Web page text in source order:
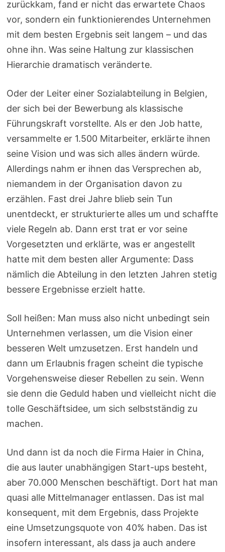
zurückkam, fand er nicht das erwartete Chaos
vor, sondern ein funktionierendes Unternehmen
mit dem besten Ergebnis seit langem – und das
ohne ihn. Was seine Haltung zur klassischen
Hierarchie dramatisch veränderte.
Oder der Leiter einer Sozialabteilung in Belgien,
der sich bei der Bewerbung als klassische
Führungskraft vorstellte. Als er den Job hatte,
versammelte er 1.500 Mitarbeiter, erklärte ihnen
seine Vision und was sich alles ändern würde.
Allerdings nahm er ihnen das Versprechen ab,
niemandem in der Organisation davon zu
erzählen. Fast drei Jahre blieb sein Tun
unentdeckt, er strukturierte alles um und schaffte
viele Regeln ab. Dann erst trat er vor seine
Vorgesetzten und erklärte, was er angestellt
hatte mit dem besten aller Argumente: Dass
nämlich die Abteilung in den letzten Jahren stetig
bessere Ergebnisse erzielt hatte.
Soll heißen: Man muss also nicht unbedingt sein
Unternehmen verlassen, um die Vision einer
besseren Welt umzusetzen. Erst handeln und
dann um Erlaubnis fragen scheint die typische
Vorgehensweise dieser Rebellen zu sein. Wenn
sie denn die Geduld haben und vielleicht nicht die
tolle Geschäftsidee, um sich selbstständig zu
machen.
Und dann ist da noch die Firma Haier in China,
die aus lauter unabhängigen Start-ups besteht,
aber 70.000 Menschen beschäftigt. Dort hat man
quasi alle Mittelmanager entlassen. Das ist mal
konsequent, mit dem Ergebnis, dass Projekte
eine Umsetzungsquote von 40% haben. Das ist
insofern interessant, als dass ja auch andere